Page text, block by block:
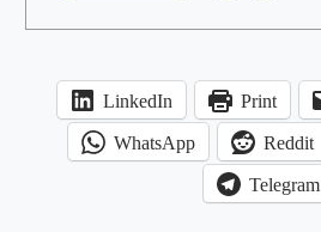
LinkedIn Print
WhatsApp Reddit
Telegram